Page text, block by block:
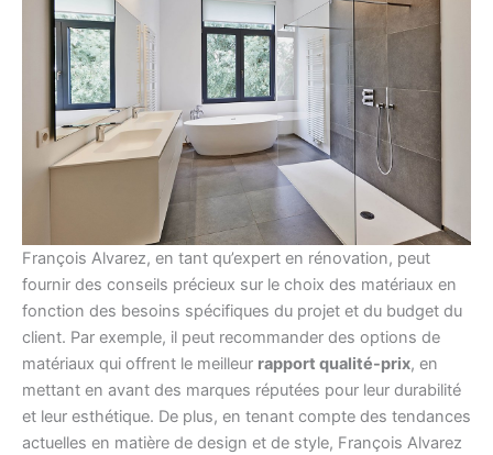
François Alvarez, en tant qu’expert en rénovation, peut
fournir des conseils précieux sur le choix des matériaux en
fonction des besoins spécifiques du projet et du budget du
client. Par exemple, il peut recommander des options de
matériaux qui offrent le meilleur rapport qualité-prix, en
mettant en avant des marques réputées pour leur durabilité
et leur esthétique. De plus, en tenant compte des tendances
actuelles en matière de design et de style, François Alvarez